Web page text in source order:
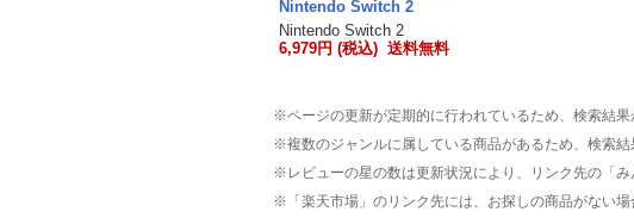
Nintendo Switch 2
Nintendo Switch 2
6,979円 (税込) 送料無料
※ページの更新が定期的に行われているため、検索結
※複数のジャンルに属している商品があるため、検索
※レビューの星の数は更新状況により、リンク先の「
※「楽天市場」のリンク先には、お探しの商品がない